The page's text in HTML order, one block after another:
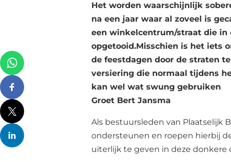
Het worden waarschijnlijk
na een jaar waar al zoveel is
een winkelcentrum/straat die in
opgetooid.Misschien is het iets
de feestdagen door de straten
versiering die normaal tijdens
kan wel wat swung gebruiken
Groet Bert Jansma
Als bestuursleden van Plaatselijk
ondersteunen en roepen hierbij
uiterlijk te geven in deze donkere